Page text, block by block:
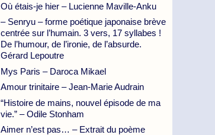
Où étais-je hier – Lucienne Maville-Anku
– Senryu – forme poétique japonaise brève
centrée sur l’humain. 3 vers, 17 syllabes !
De l’humour, de l’ironie, de l’absurde.
Gérard Lepoutre
Mys Paris – Daroca Mikael
Amour trinitaire – Jean-Marie Audrain
“Histoire de mains, nouvel épisode de ma
vie.” – Odile Stonham
Aimer n’est pas… – Extrait du poème